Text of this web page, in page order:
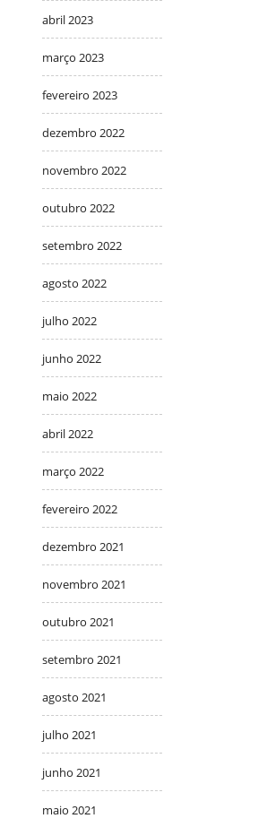
abril 2023
março 2023
fevereiro 2023
dezembro 2022
novembro 2022
outubro 2022
setembro 2022
agosto 2022
julho 2022
junho 2022
maio 2022
abril 2022
março 2022
fevereiro 2022
dezembro 2021
novembro 2021
outubro 2021
setembro 2021
agosto 2021
julho 2021
junho 2021
maio 2021